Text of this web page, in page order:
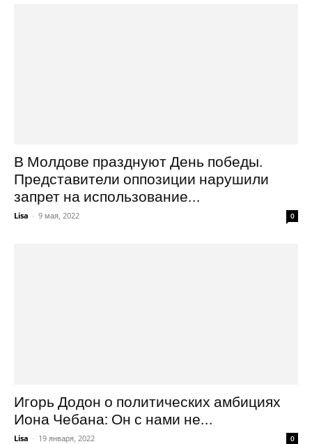
В Молдове празднуют День победы.
Представители оппозиции нарушили
запрет на использование...
Lisa - 9 мая, 2022 0
Игорь Додон о политических амбициях
Иона Чебана: Он с нами не...
Lisa - 19 января, 2022 0